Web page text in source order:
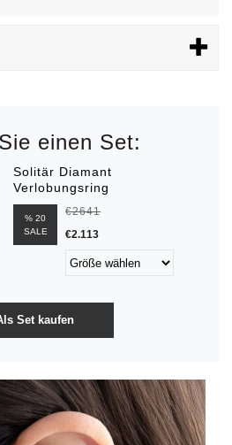
einen Set:
Solitär Diamant
Verlobungsring
% 20
SALE
€2641
€2.113